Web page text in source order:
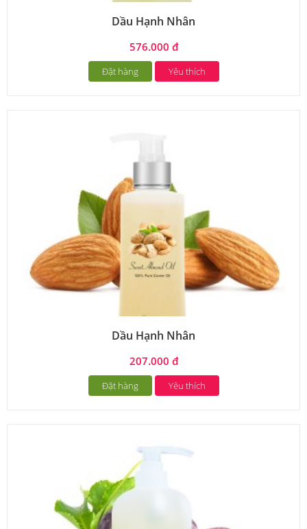
Dầu Hạnh Nhân
576.000 đ
Đặt hàng Yêu thích
Dầu Hạnh Nhân
207.000 đ
Đặt hàng Yêu thích